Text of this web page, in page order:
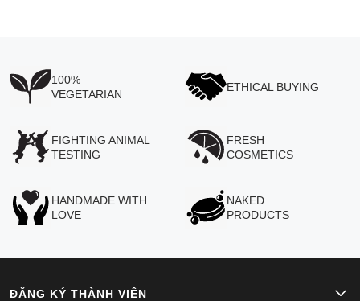
100%
VEGETARIAN
ETHICAL BUYING
FIGHTING ANIMAL
TESTING
FRESH
COSMETICS
HANDMADE WITH
LOVE
NAKED
PRODUCTS
ĐĂNG KÝ THÀNH VIÊN